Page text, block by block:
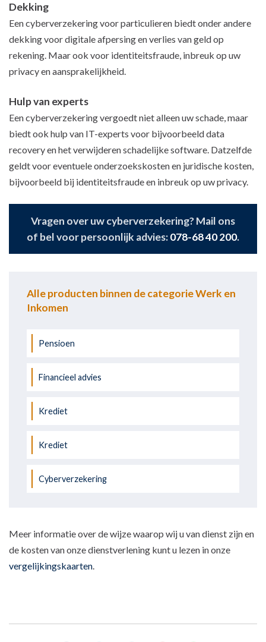
Dekking
Een cyberverzekering voor particulieren biedt onder andere
dekking voor digitale afpersing en verlies van geld op
rekening. Maar ook voor identiteitsfraude, inbreuk op uw
privacy en aansprakelijkheid.
Hulp van experts
Een cyberverzekering vergoedt niet alleen uw schade, maar
biedt ook hulp van IT-experts voor bijvoorbeeld data
recovery en het verwijderen schadelijke software. Datzelfde
geldt voor eventuele onderzoekskosten en juridische kosten,
bijvoorbeeld bij identiteitsfraude en inbreuk op uw privacy.
Vragen over uw cyberverzekering? Mail ons
of bel voor persoonlijk advies:078-68 40 200.
Alle producten binnen de categorie Werk en
Inkomen
Pensioen
Financieel advies
Krediet
Krediet
Cyberverzekering
Meer informatie over de wijze waarop wij u van dienst zijn en
de kosten van onze dienstverlening kunt u lezen in onze
vergelijkingskaarten.